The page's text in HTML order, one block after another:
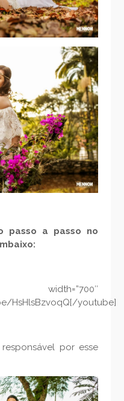
passo a passo no
HsHlsBzvoqQ[/youtube]
responsável por esse